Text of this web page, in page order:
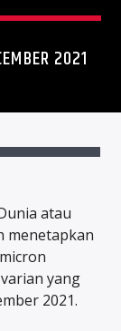
2021
atau
menetapkan
yang
2021.